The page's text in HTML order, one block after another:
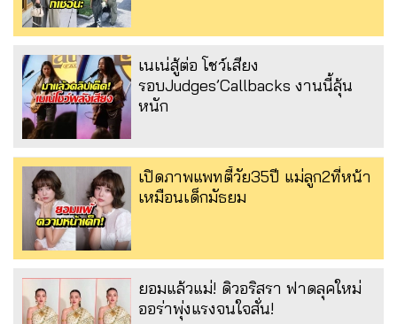
เนเน่สู้ต่อ โชว์เสียง
รอบJudges’Callbacks งานนี้ลุ้น
หนัก
เปิดภาพแพทตี้วัย35ปี แม่ลูก2ที่หน้า
เหมือนเด็กมัธยม
ยอมแล้วแม่! ดิวอริสรา ฟาดลุคใหม่
ออร่าพุ่งแรงจนใจสั่น!